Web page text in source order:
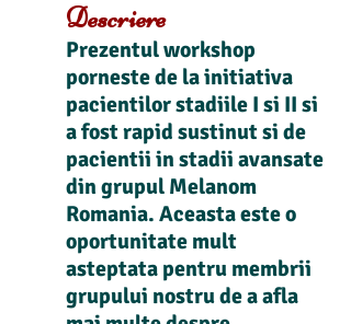
Descriere
Prezentul workshop
porneste de la initiativa
pacientilor stadiile I si II si
a fost rapid sustinut si de
pacientii in stadii avansate
din grupul Melanom
Romania. Aceasta este o
oportunitate mult
asteptata pentru membrii
grupului nostru de a afla